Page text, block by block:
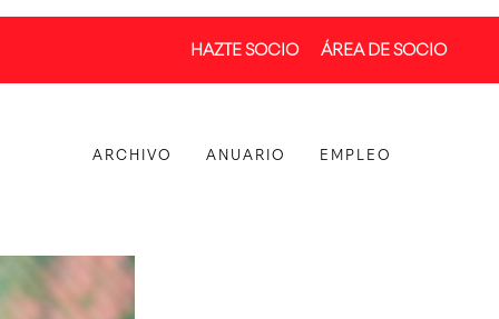
HAZTE SOCIO ÁREA DE SOCIO
ARCHIVO ANUARIO EMPLEO